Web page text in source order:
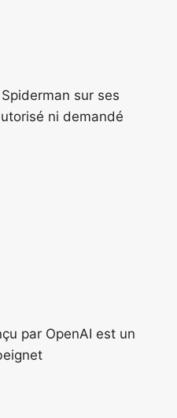
sur ses
ni demandé
par OpenAI est un